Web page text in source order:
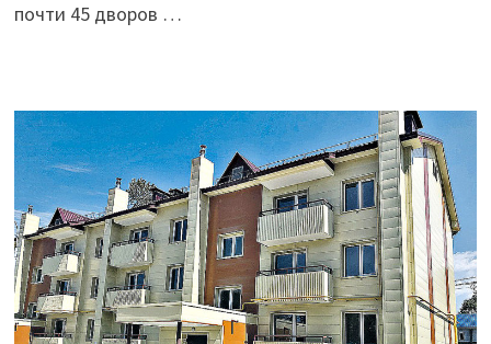
почти 45 дворов …